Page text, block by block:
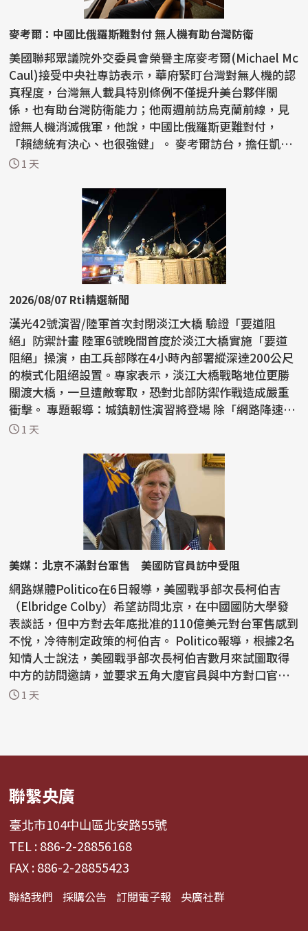
麥考爾：中國比俄羅斯難對付 無人機有助台灣防衛
美國聯邦眾議院外交委員會榮譽主席麥考爾(Michael Mc
Caul)接受中央社專訪表示，華府緊盯台灣對無人機的認
真程度，台灣無人載具特別條例不僅提升美台夥伴關
係，也有助台灣防衛能力；他兩週前訪烏克蘭前線，見
證無人機消滅俄軍，他說，中國比俄羅斯更難對付，
「賴總統有決心、也很強健」。 麥考爾訪台，擔任凱達
格蘭論壇...
1 天
2026/08/07 Rti精選新聞
漢光42號演習/陸軍首次封閉淡江大橋 驗證「要道阻
絕」防禦計畫 陸軍6號晚間首度於淡江大橋實施「要道
阻絕」操演，由工兵部隊在4小時內部署縱深達200公尺
的模式化阻絕設置。專家表示，淡江大橋戰略地位更勝
關渡大橋，一旦遭敵奪取，恐對北部防禦作戰造成嚴重
衝擊。 專題報導：城鎮韌性演習將登場 除「網路降速、
躲3...
1 天
美媒：北京不滿對台軍售 美國防官員訪中受阻
網路媒體Politico在6日報導，美國戰爭部次長柯伯吉
（Elbridge Colby）希望訪問北京，在中國國防大學發
表談話，但中方對去年底批准的110億美元對台軍售感到
不悅，冷待制定政策的柯伯吉。 Politico報導，根據2名
知情人士說法，美國戰爭部次長柯伯吉數月來試圖取得
中方的訪問邀請，並要求五角大廈官員與中方對口官員
會...1 天
聯繫央廣
臺北市104中山區北安路55號
TEL : 886-2-28856168
FAX : 886-2-28855423
聯絡我們 採購公告 訂閱電子報 央廣社群